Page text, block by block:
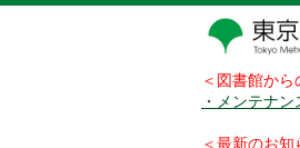
＜図書館か
・メンテナ
＜最新のお知